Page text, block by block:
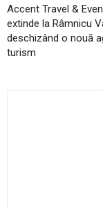
Accent Travel &
extinde la Râmnicu
deschizând o nouă
turism